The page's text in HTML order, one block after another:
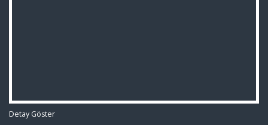
Detay Göster